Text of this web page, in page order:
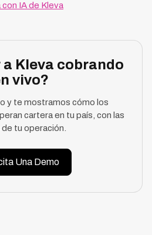
IA de Kleva
a Kleva cobrando
vivo?
y te mostramos cómo los
cartera en tu país, con las
tu operación.
Una Demo